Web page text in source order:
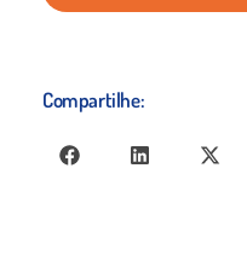
Compartilhe: